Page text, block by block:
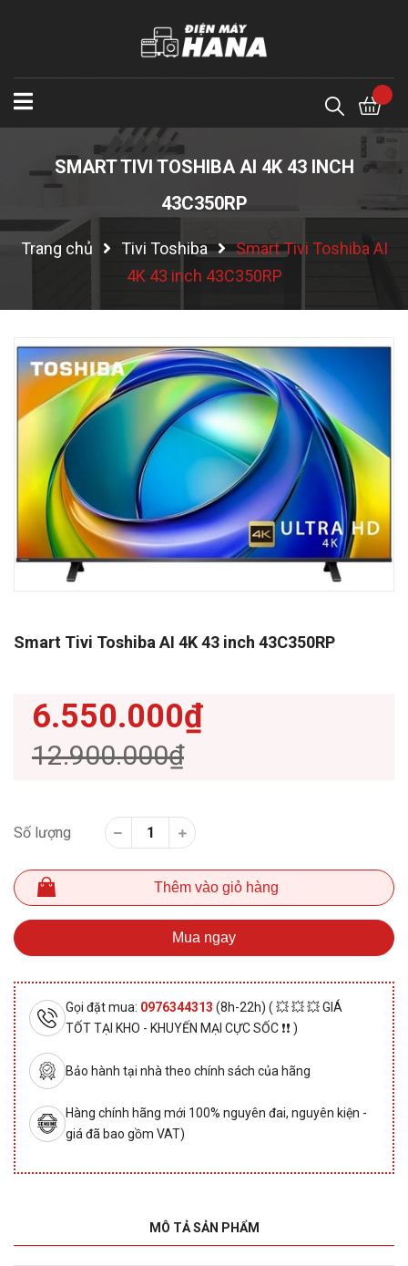
SMART TIVI TOSHIBA AI 4K 43 INCH
43C350RP
Trang chủ Tivi Toshiba
Smart Tivi Toshiba AI
4K 43 inch 43C350RP
Smart Tivi Toshiba AI 4K 43 inch 43C350RP
6.550.000₫
12.900.000₫
Số lượng
Thêm vào giỏ hàng
Mua ngay
Gọi đặt mua: 0976344313 (8h-22h) ( 💥 💥 💥 GIÁ
TỐT TẠI KHO - KHUYẾN MẠI CỰC SỐC ❗❗ )
Bảo hành tại nhà theo chính sách của hãng
Hàng chính hãng mới 100% nguyên đai, nguyên kiện -
giá đã bao gồm VAT)
MÔ TẢ SẢN PHẨM